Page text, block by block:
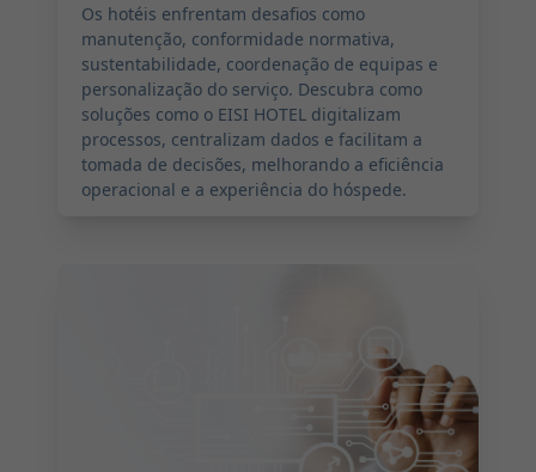
Os hotéis enfrentam desafios como
manutenção, conformidade normativa,
sustentabilidade, coordenação de equipas e
personalização do serviço. Descubra como
soluções como o EISI HOTEL digitalizam
processos, centralizam dados e facilitam a
tomada de decisões, melhorando a eficiência
operacional e a experiência do hóspede.